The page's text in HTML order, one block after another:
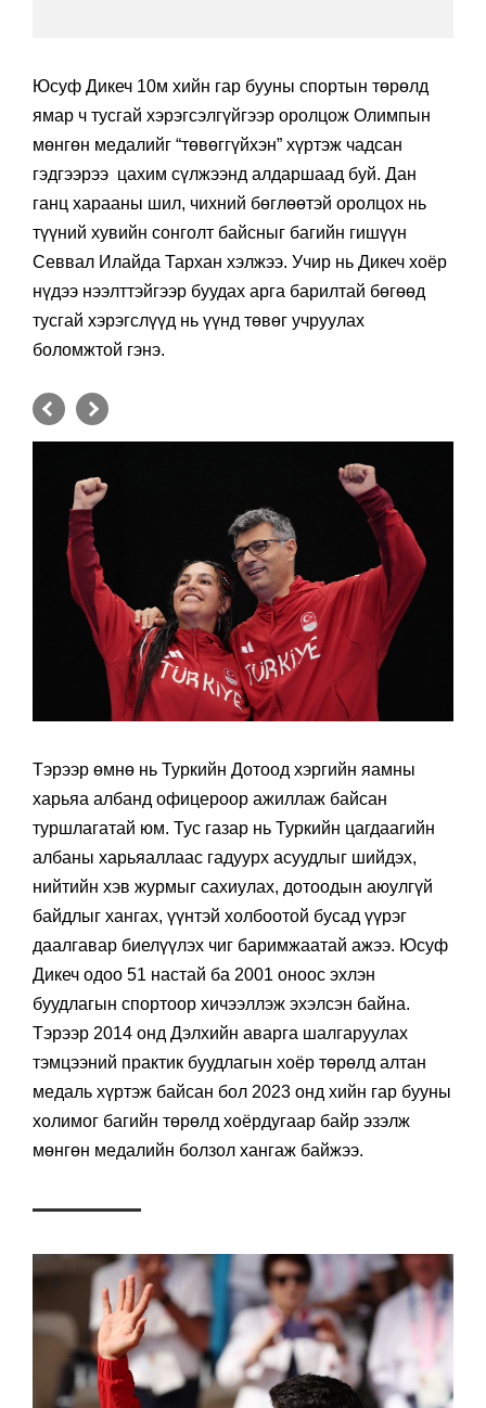
Юсуф Дикеч 10м хийн гар бууны спортын төрөлд
ямар ч тусгай хэрэгсэлгүйгээр оролцож Олимпын
мөнгөн медалийг “төвөггүйхэн” хүртэж чадсан
гэдгээрээ цахим сүлжээнд алдаршаад буй. Дан
ганц харааны шил, чихний бөглөөтэй оролцох нь
түүний хувийн сонголт байсныг багийн гишүүн
Севвал Илайда Тархан хэлжээ. Учир нь Дикеч хоёр
нүдээ нээлттэйгээр буудах арга барилтай бөгөөд
тусгай хэрэгслүүд нь үүнд төвөг учруулах
боломжтой гэнэ.
Тэрээр өмнө нь Туркийн Дотоод хэргийн яамны
харьяа албанд офицероор ажиллаж байсан
туршлагатай юм. Тус газар нь Туркийн цагдаагийн
албаны харьяаллаас гадуурх асуудлыг шийдэх,
нийтийн хэв журмыг сахиулах, дотоодын аюулгүй
байдлыг хангах, үүнтэй холбоотой бусад үүрэг
даалгавар биелүүлэх чиг баримжаатай ажээ. Юсуф
Дикеч одоо 51 настай ба 2001 оноос эхлэн
буудлагын спортоор хичээллэж эхэлсэн байна.
Тэрээр 2014 онд Дэлхийн аварга шалгаруулах
тэмцээний практик буудлагын хоёр төрөлд алтан
медаль хүртэж байсан бол 2023 онд хийн гар бууны
холимог багийн төрөлд хоёрдугаар байр эзэлж
мөнгөн медалийн болзол хангаж байжээ.